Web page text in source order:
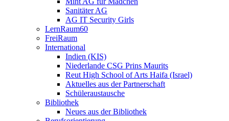
Sanitäter AG
AG IT Security Girls
LernRaum60
FreiRaum
International
Indien (KIS)
Niederlande CSG Prins Maurits
Reut High School of Arts Haifa (Israel)
Aktuelles aus der Partnerschaft
Schüleraustausche
Bibliothek
Neues aus der Bibliothek